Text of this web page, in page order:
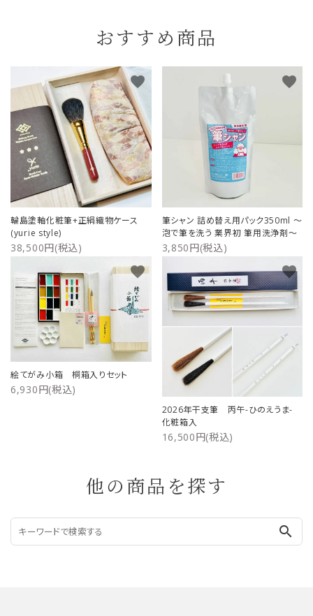
おすすめ商品
輪島塗軸化粧筆+正絹織物ケース
(yurie style)
38,500円(税込)
favorite
筆シャン 詰め替え用パック350ml ～
泡で筆を洗う 業界初 筆用洗浄剤～
3,850円(税込)
favorite
絵てがみ小箱 桐箱入りセット
6,930円(税込)
favorite
2026年干支筆 丙午-ひのえうま-
化粧箱入
16,500円(税込)
favorite
他の商品を探す
search